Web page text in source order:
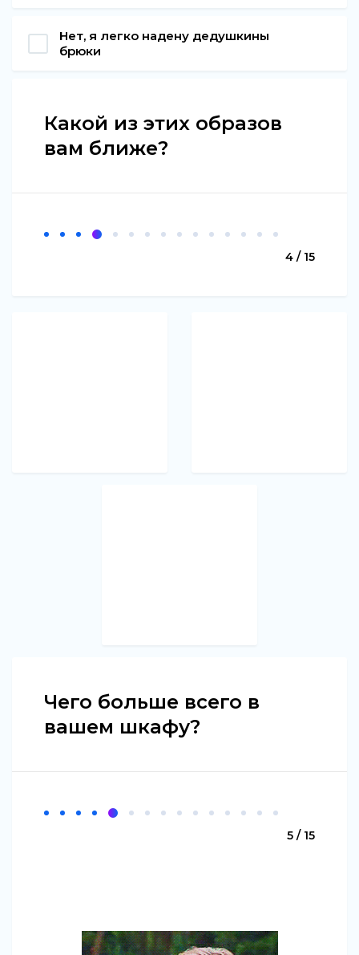
Нет, я легко надену дедушкины
брюки
Какой из этих образов
вам ближе?
4 / 15
Чего больше всего в
вашем шкафу?
5 / 15